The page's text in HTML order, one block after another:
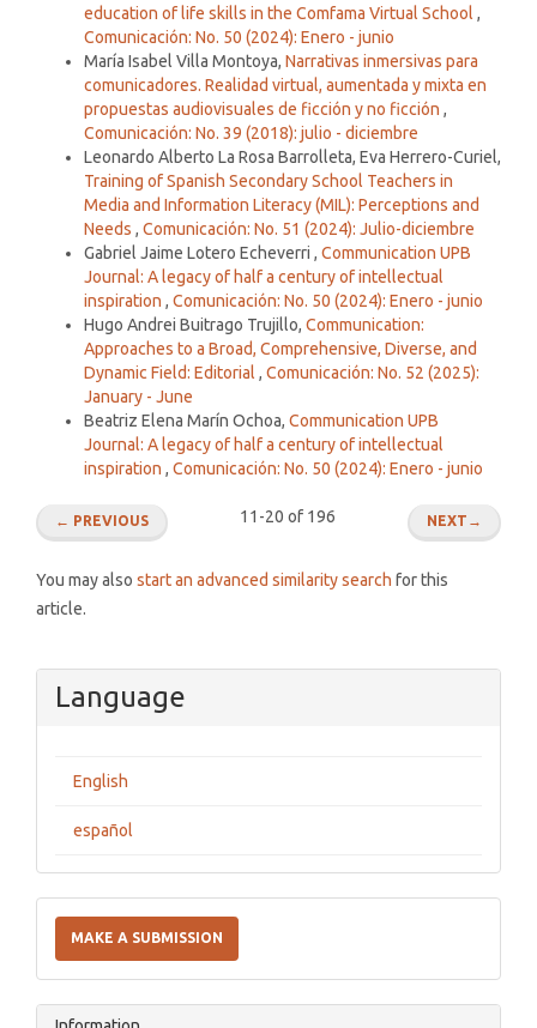
education of life skills in the Comfama Virtual School ,
Comunicación: No. 50 (2024): Enero - junio
María Isabel Villa Montoya, Narrativas inmersivas para
comunicadores. Realidad virtual, aumentada y mixta en
propuestas audiovisuales de ficción y no ficción ,
Comunicación: No. 39 (2018): julio - diciembre
Leonardo Alberto La Rosa Barrolleta, Eva Herrero-Curiel,
Training of Spanish Secondary School Teachers in
Media and Information Literacy (MIL): Perceptions and
Needs , Comunicación: No. 51 (2024): Julio-diciembre
Gabriel Jaime Lotero Echeverri , Communication UPB
Journal: A legacy of half a century of intellectual
inspiration , Comunicación: No. 50 (2024): Enero - junio
Hugo Andrei Buitrago Trujillo, Communication:
Approaches to a Broad, Comprehensive, Diverse, and
Dynamic Field: Editorial , Comunicación: No. 52 (2025):
January - June
Beatriz Elena Marín Ochoa, Communication UPB
Journal: A legacy of half a century of intellectual
inspiration , Comunicación: No. 50 (2024): Enero - junio
← PREVIOUS 11-20 of 196 NEXT →
You may also start an advanced similarity search for this
article.
Language
English
español
a
Submission
MAKE A SUBMISSION